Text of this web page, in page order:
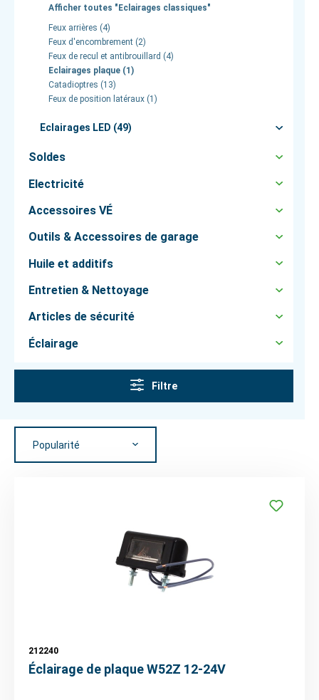
Afficher toutes "Eclairages classiques"
Feux arrières (4)
Feux d'encombrement (2)
Feux de recul et antibrouillard (4)
Eclairages plaque (1)
Catadioptres (13)
Feux de position latéraux (1)
Eclairages LED (49)
Soldes
Electricité
Accessoires VÉ
Outils & Accessoires de garage
Huile et additifs
Entretien & Nettoyage
Articles de sécurité
Éclairage
Filtre
212240
Éclairage de plaque W52Z 12-24V